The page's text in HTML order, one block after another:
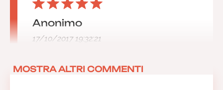
Anonimo
17/10/2017 19:32:21
MOSTRA ALTRI COMMENTI